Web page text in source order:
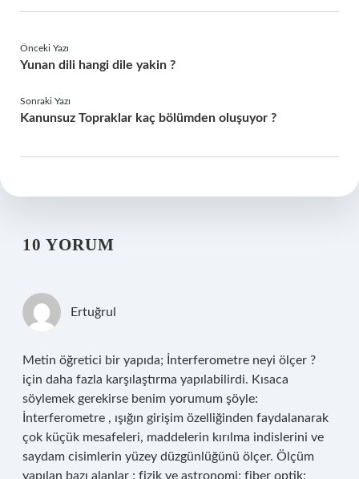
Önceki Yazı
Yunan dili hangi dile yakin ?
Sonraki Yazı
Kanunsuz Topraklar kaç bölümden oluşuyor ?
10 YORUM
Ertuğrul
Metin öğretici bir yapıda; İnterferometre neyi ölçer ?
için daha fazla karşılaştırma yapılabilirdi. Kısaca
söylemek gerekirse benim yorumum şöyle:
İnterferometre , ışığın girişim özelliğinden faydalanarak
çok küçük mesafeleri, maddelerin kırılma indislerini ve
saydam cisimlerin yüzey düzgünlüğünü ölçer. Ölçüm
yapılan bazı alanlar : fizik ve astronomi; fiber optik;